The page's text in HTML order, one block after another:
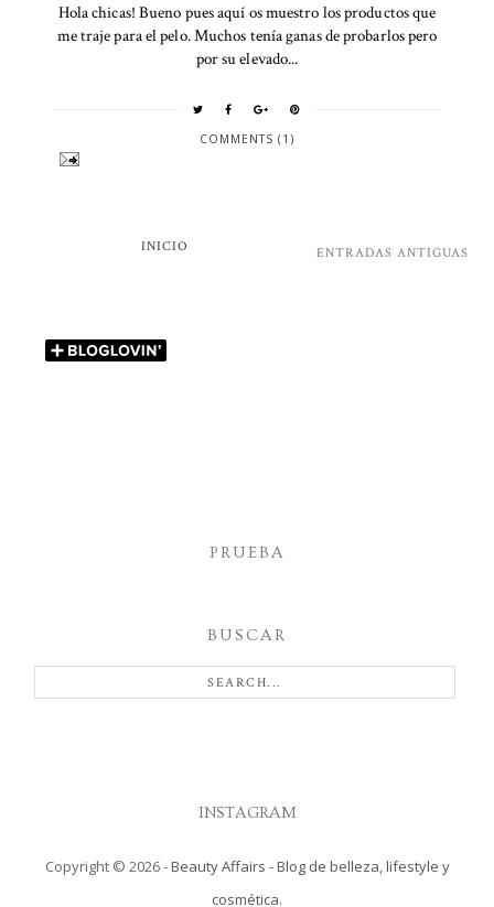
Hola chicas! Bueno pues aquí os muestro los productos que
me traje para el pelo. Muchos tenía ganas de probarlos pero
por su elevado...
COMMENTS (1)
ENTRADAS ANTIGUAS
INICIO
PRUEBA
BUSCAR
INSTAGRAM
Copyright © 2026-Beauty Affairs - Blog de belleza, lifestyle y
cosmética.